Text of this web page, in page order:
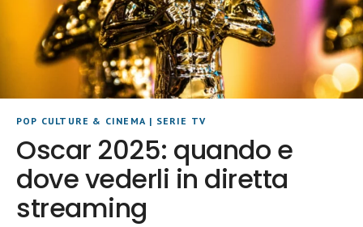
POP CULTURE & CINEMA | SERIE TV
Oscar 2025: quando e
dove vederli in diretta
streaming